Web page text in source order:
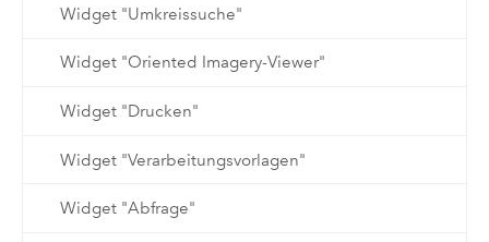
Widget "Umkreissuche"
Widget "Oriented Imagery-Viewer"
Widget "Drucken"
Widget "Verarbeitungsvorlagen"
Widget "Abfrage"